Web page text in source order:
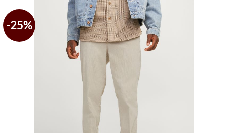
-25%